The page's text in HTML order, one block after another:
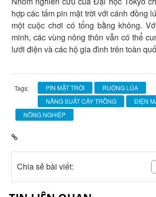
hợp các tấm pin mặt trời với cánh đồng
một cuộc chơi có tổng bằng không.
minh, các vùng nông thôn vẫn có thể
lưới điện và các hộ gia đình trên toàn
Tags: PIN MẶT TRỜI
RUỘNG LÚA
NĂNG SUẤT CÂY TRỒNG
ĐIỆN
NÔNG NGHIỆP
Chia sẻ bài viết: